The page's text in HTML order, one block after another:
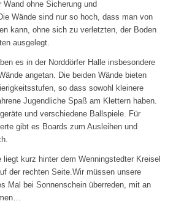
ohne Sicherung und
Wände sind nur so hoch, dass man von
kann, ohne sich zu verletzten, der Boden
ausgelegt.
es in der Norddörfer Halle insbesondere
angetan. Die beiden Wände bieten
so dass sowohl kleinere
Jugendliche Spaß am Klettern haben.
und verschiedene Ballspiele. Für
gibt es Boards zum Ausleihen und
liegt kurz hinter dem Wenningstedter Kreisel
der rechten Seite.Wir müssen unsere
Mal bei Sonnenschein überreden, mit an